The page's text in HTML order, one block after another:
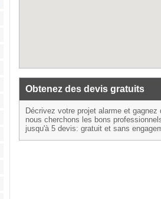
Obtenez des devis gratuits
Décrivez votre projet alarme et gagnez
nous cherchons les bons
jusqu'à 5 devis: gratuit et sans